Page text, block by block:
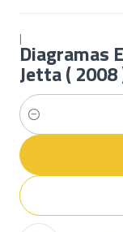
|
Diagramas
Jetta ( 2008
Quantity